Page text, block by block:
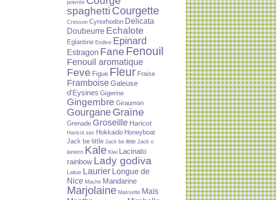
poivrée
spaghetti Courgette
Cresson Cynorhodon Delicata
Doubeurre Echalote
Eglantine Endive Epinard
Estragon Fane Fenouil
Fenouil aromatique
Feve Figue Fleur Fraise
FramboiseGaleuse
d'Eysines Gigerine
Gingembre Giraumon
GourganeGraine
Grenade Groseille Haricot
Haricot sec Hokkaido Honeyboat
Jack be little Jack be llittle Jack o
lantern Kale Kiwi
Lacinato
rainbow Lady godiva
Laitue Laurier Longue de
Nice Mache Mandarine
Marjolaine Massette Maïs